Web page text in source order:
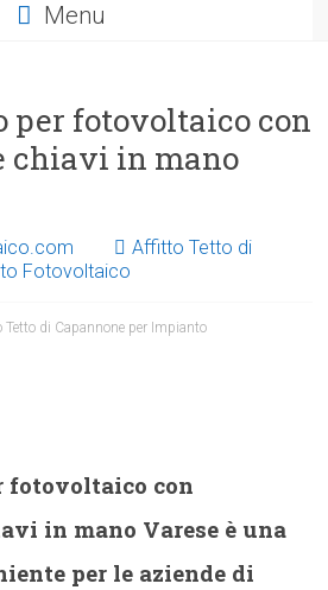
Menu
per fotovoltaico con
chiavi in mano
Affitto Tetto di
Fotovoltaico
Tetto di Capannone per Impianto
fotovoltaico con
in mano Varese è una
per le aziende di